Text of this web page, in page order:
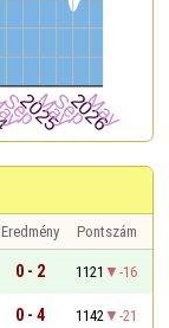
Eredmény
Pontszám
0 - 2 1121
-16
0 - 4 1142
-21